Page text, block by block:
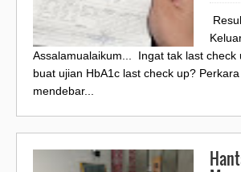
Assalamualaikum... Ingat tak last check
buat ujian HbA1c last check up?
mendebar...